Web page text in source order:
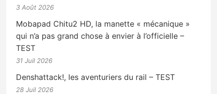
3 Août 2026
Mobapad Chitu2 HD, la manette « mécanique »
qui n’a pas grand chose à envier à l’officielle –
TEST
31 Juil 2026
Denshattack!, les aventuriers du rail – TEST
28 Juil 2026